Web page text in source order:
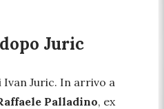
Juric
Juric. In arrivo a
Palladino, ex